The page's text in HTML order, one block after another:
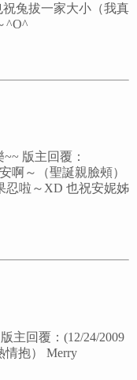
兔拔一家大小（我真
^O^
版主回覆：
啊～（聖誕親臉頰）
忍啦～XD 也祝安妮姊
主回覆：(12/24/2009
情抱） Merry